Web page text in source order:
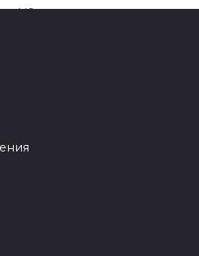
449
вещи
ананас
в